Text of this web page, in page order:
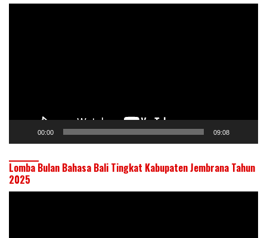
00:00 09:08
Lomba Bulan Bahasa Bali Tingkat Kabupaten Jembrana Tahun
2025